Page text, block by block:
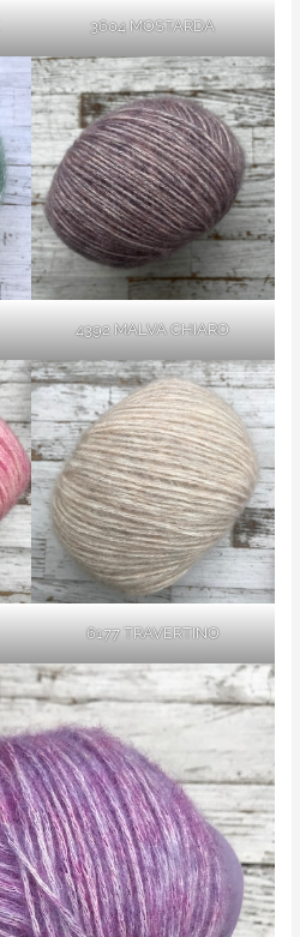
3604 MOSTARDA
4392 MALVA CHIARO
6177 TRAVERTINO